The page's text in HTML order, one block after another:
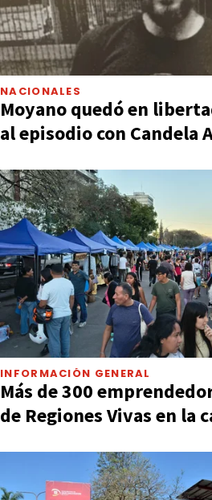
NACIONALES
Moyano quedó en
al episodio con Candela
INFORMACIÓN GENERAL
Más de 300
de Regiones Vivas en la